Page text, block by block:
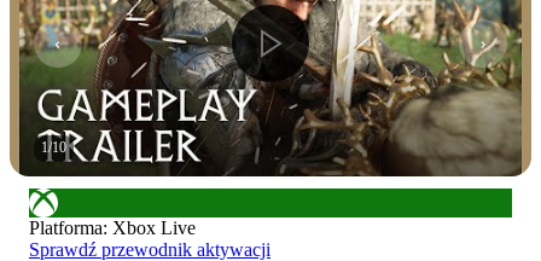
1/10
Platforma: Xbox Live
Sprawdź przewodnik aktywacji